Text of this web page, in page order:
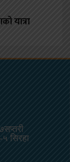
यात्रा
५ सिरहा